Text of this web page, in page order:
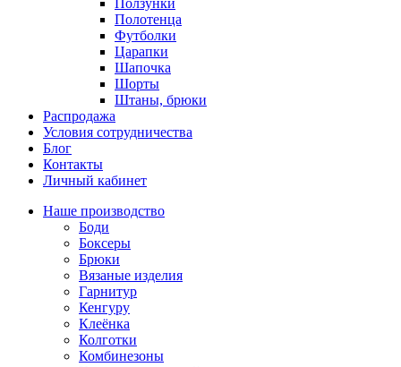
Полотенца
Футболки
Царапки
Шапочка
Шорты
Штаны, брюки
Распродажа
Условия сотрудничества
Блог
Контакты
Личный кабинет
Наше производство
Боди
Боксеры
Брюки
Вязаные изделия
Гарнитур
Кенгуру
Клеёнка
Колготки
Комбинезоны